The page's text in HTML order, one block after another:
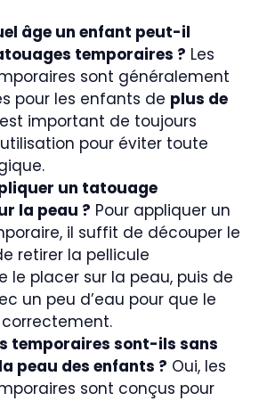
âge un enfant peut-il
temporaires ? Les
sont généralement
pour les enfants de plus de
important de toujours
pour éviter toute
un tatouage
la peau ? Pour appliquer un
il suffit de découper le
retirer la pellicule
le placer sur la peau, puis de
un peu d’eau pour que le
temporaires sont-ils sans
peau des enfants ? Oui, les
sont conçus pour